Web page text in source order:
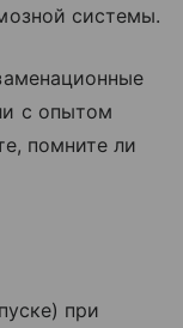
системы.
с опытом
помните ли
при